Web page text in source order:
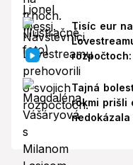
Tisíc eur
Tajná
rokmi prišli